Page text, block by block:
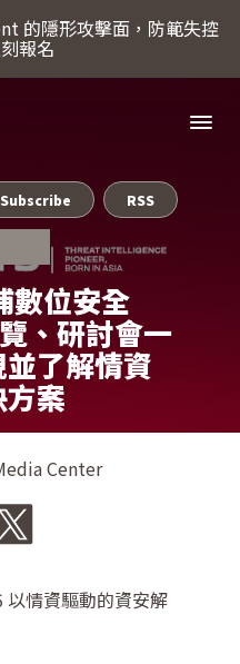
的隱形攻擊面，防範失控
報名
Subscribe RSS
數位安全
、研討會一
了解情資
案
Center
情資驅動的資安解